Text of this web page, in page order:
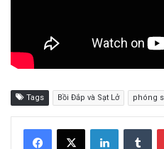
Tags Bồi Đắp và Sạt Lở phóng